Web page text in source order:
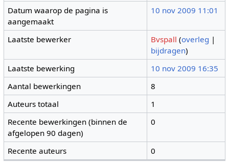
Datum waarop de pagina is
aangemaakt
10 nov 2009 11:01
Laatste bewerker Bvspall (overleg |
bijdragen)
Laatste bewerking
10 nov 2009 16:35
Aantal bewerkingen
8
Auteurs totaal
1
Recente bewerkingen (binnen de
afgelopen 90 dagen)
0
Recente auteurs 0